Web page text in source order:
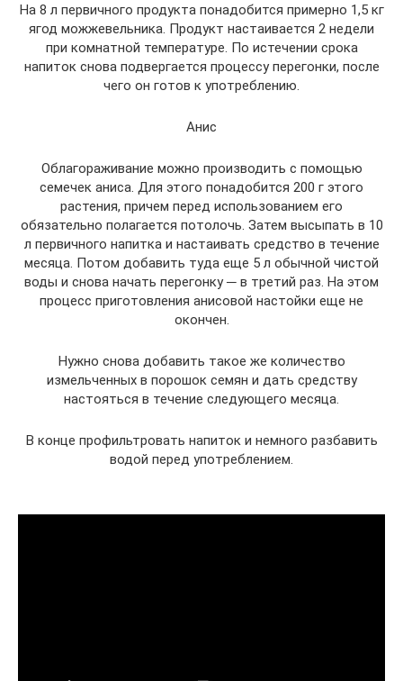
На 8 л первичного продукта понадобится примерно 1,5 кг
ягод можжевельника. Продукт настаивается 2 недели
при комнатной температуре. По истечении срока
напиток снова подвергается процессу перегонки, после
чего он готов к употреблению.
Анис
Облагораживание можно производить с помощью
семечек аниса. Для этого понадобится 200 г этого
растения, причем перед использованием его
обязательно полагается потолочь. Затем высыпать в 10
л первичного напитка и настаивать средство в течение
месяца. Потом добавить туда еще 5 л обычной чистой
воды и снова начать перегонку ─ в третий раз. На этом
процесс приготовления анисовой настойки еще не
окончен.
Нужно снова добавить такое же количество
измельченных в порошок семян и дать средству
настояться в течение следующего месяца.
В конце профильтровать напиток и немного разбавить
водой перед употреблением.